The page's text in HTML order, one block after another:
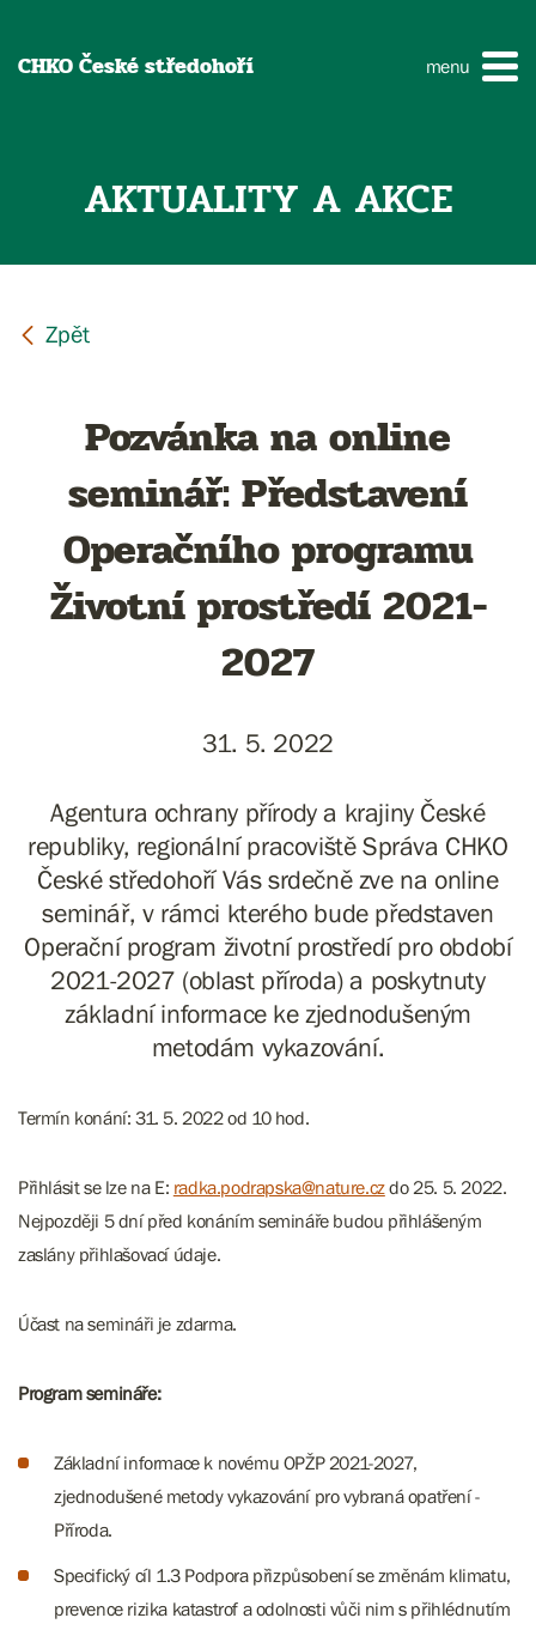
CHKO České středohoří menu
AKTUALITY A AKCE
Pozvánka na online
seminář: Představení
Operačního programu
Životní prostředí 2021-
2027
31. 5. 2022
Agentura ochrany přírody a krajiny České
republiky, regionální pracoviště Správa CHKO
České středohoří Vás srdečně zve na online
seminář, v rámci kterého bude představen
Operační program životní prostředí pro období
2021-2027 (oblast příroda) a poskytnuty
základní informace ke zjednodušeným
metodám vykazování.
Termín konání: 31. 5. 2022 od 10 hod.
Přihlásit se lze na E: radka.podrapska@nature.czdo 25. 5. 2022.
Nejpozději 5 dní před konáním semináře budou přihlášeným
zaslány přihlašovací údaje.
Účast na semináři je zdarma.
Program semináře:
Základní informace k novému OPŽP 2021-2027,
zjednodušené metody vykazování pro vybraná opatření -
Příroda.
Specifický cíl 1.3 Podpora přizpůsobení se změnám klimatu,
prevence rizika katastrof a odolnosti vůči nim s přihlédnutím